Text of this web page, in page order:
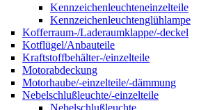
Kennzeichenleuchteneinzelteile
Kennzeichenleuchtenglühlampe
Kofferraum-/Laderaumklappe/-deckel
Kotflügel/Anbauteile
Kraftstoffbehälter-/einzelteile
Motorabdeckung
Motorhaube/-einzelteile/-dämmung
Nebelschlußleuchte/-einzelteile
Nebelschlußleuchte